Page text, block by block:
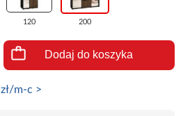
120 200
Dodaj do koszyka
zł/m-c >